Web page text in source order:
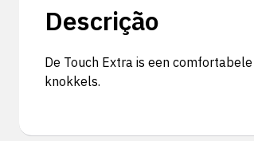
Descrição
De Touch Extra is een
knokkels.